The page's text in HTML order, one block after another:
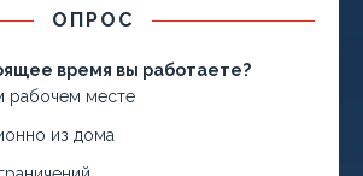
ОПРОС
время вы работаете?
рабочем месте
из дома